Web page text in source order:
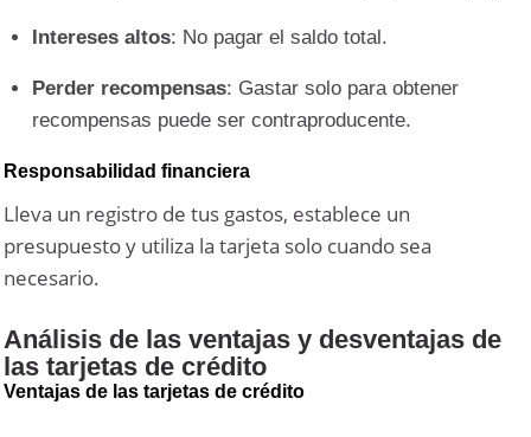
Intereses altos: No pagar el saldo total.
Perder recompensas: Gastar solo para obtener
recompensas puede ser contraproducente.
Responsabilidad financiera
Lleva un registro de tus gastos, establece un
presupuesto y utiliza la tarjeta solo cuando sea
necesario.
Análisis de las ventajas y desventajas de
las tarjetas de crédito
Ventajas de las tarjetas de crédito